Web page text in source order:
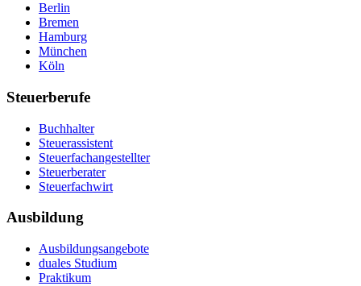
Berlin
Bremen
Hamburg
München
Köln
Steuerberufe
Buchhalter
Steuerassistent
Steuerfachangestellter
Steuerberater
Steuerfachwirt
Ausbildung
Ausbildungsangebote
duales Studium
Praktikum